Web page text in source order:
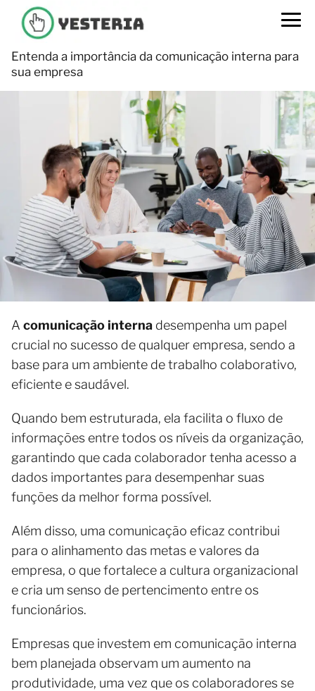
Entenda a importância da comunicação interna para
sua empresa
A comunicação interna desempenha um papel
crucial no sucesso de qualquer empresa, sendo a
base para um ambiente de trabalho colaborativo,
eficiente e saudável.
Quando bem estruturada, ela facilita o fluxo de
informações entre todos os níveis da organização,
garantindo que cada colaborador tenha acesso a
dados importantes para desempenhar suas
funções da melhor forma possível.
Além disso, uma comunicação eficaz contribui
para o alinhamento das metas e valores da
empresa, o que fortalece a cultura organizacional
e cria um senso de pertencimento entre os
funcionários.
Empresas que investem em comunicação interna
bem planejada observam um aumento na
produtividade, uma vez que os colaboradores se